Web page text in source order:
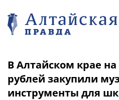
В Алтайском крае
рублей закупили
инструменты для